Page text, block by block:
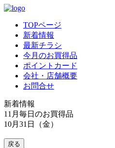
TOPページ
新着情報
最新チラシ
今月のお買得品
ポイントカード
会社・店舗概要
お問合せ
新着情報
11月毎日のお買得品
10月31日（金）
戻る